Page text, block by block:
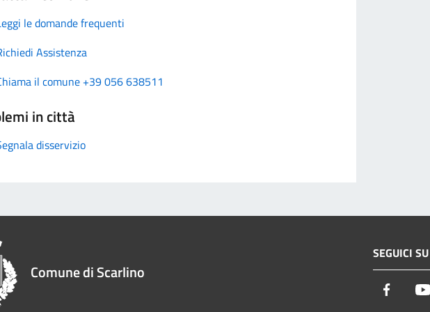
le domande frequenti
Assistenza
il comune +39 056 638511
in città
disservizio
Comune di Scarlino
SEGUICI SU